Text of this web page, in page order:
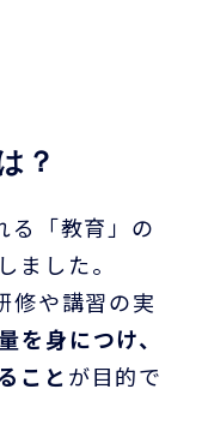
？
る「教育」の
ました。
修や講習の実
を身につけ、
こと が目的で